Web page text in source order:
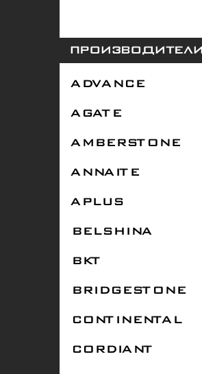
ПРОИЗВОДИТЕЛИ
ADVANCE
AGATE
AMBERSTONE
ANNAITE
APLUS
BELSHINA
BKT
BRIDGESTONE
CONTINENTAL
CORDIANT